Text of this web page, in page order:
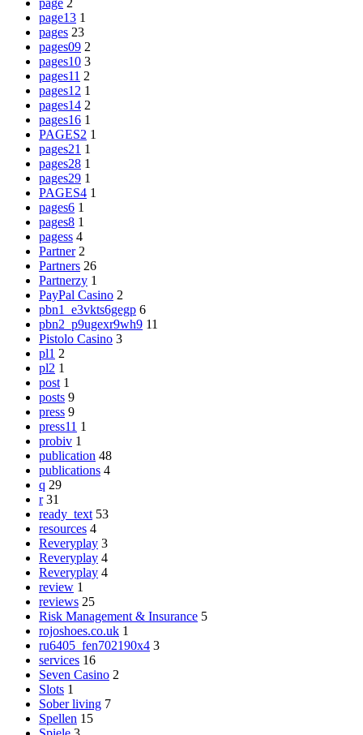
page 2
page13 1
pages 23
pages09 2
pages10 3
pages11 2
pages12 1
pages14 2
pages16 1
PAGES2 1
pages21 1
pages28 1
pages29 1
PAGES4 1
pages6 1
pages8 1
pagess 4
Partner 2
Partners 26
Partnerzy 1
PayPal Casino 2
pbn1_e3vkts6gegp 6
pbn2_p9ugexr9wh9 11
Pistolo Casino 3
pl1 2
pl2 1
post 1
posts 9
press 9
press11 1
probiv 1
publication 48
publications 4
q 29
r 31
ready_text 53
resources 4
Reveryplay 3
Reveryplay 4
Reveryplay 4
review 1
reviews 25
Risk Management & Insurance 5
rojoshoes.co.uk 1
ru6405_fen702190x4 3
services 16
Seven Casino 2
Slots 1
Sober living 7
Spellen 15